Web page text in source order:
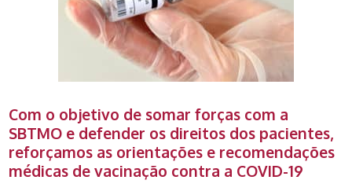
Com o objetivo de somar forças com a
SBTMO e defender os direitos dos pacientes,
reforçamos as orientações e recomendações
médicas de vacinação contra a COVID-19